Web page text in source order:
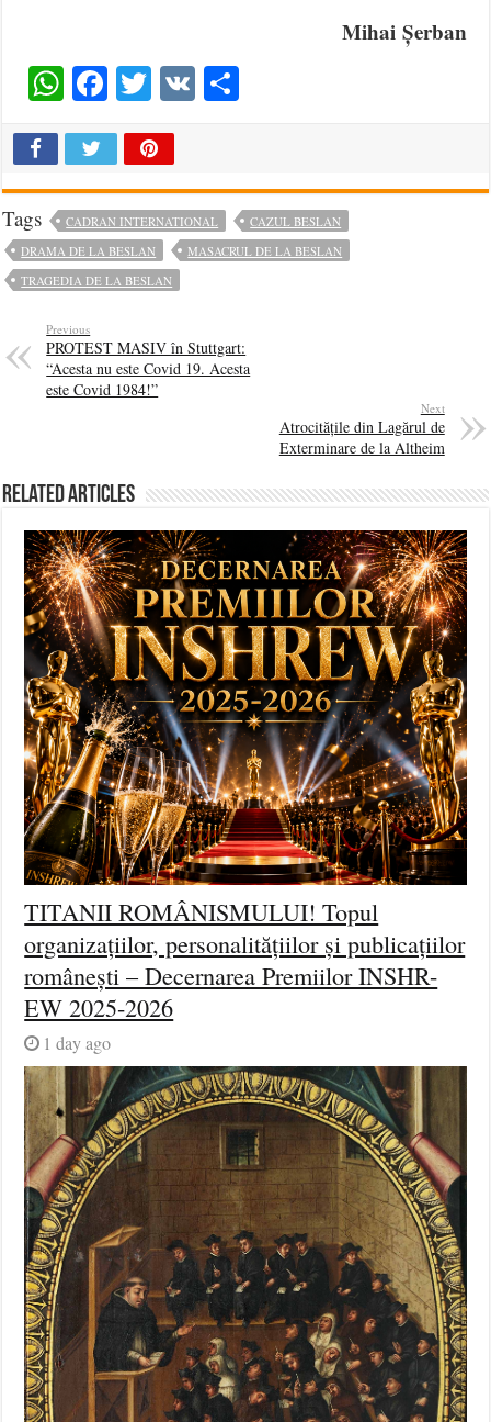
Mihai Șerban
WhatsApp
Facebook
Twitter
VK
Tags CADRAN INTERNATIONAL
CAZUL BESLAN
DRAMA DE LA BESLAN
MASACRUL DE LA BESLAN
TRAGEDIA DE LA BESLAN
Previous
PROTEST MASIV în Stuttgart:
“Acesta nu este Covid 19. Acesta
este Covid 1984!”
Next
Atrocitățile din Lagărul de
Exterminare de la Altheim
Related Articles
TITANII ROMÂNISMULUI! Topul
organizațiilor, personalitățiilor și publicațiilor
românești – Decernarea Premiilor INSHR-
EW 2025-2026
1 day ago